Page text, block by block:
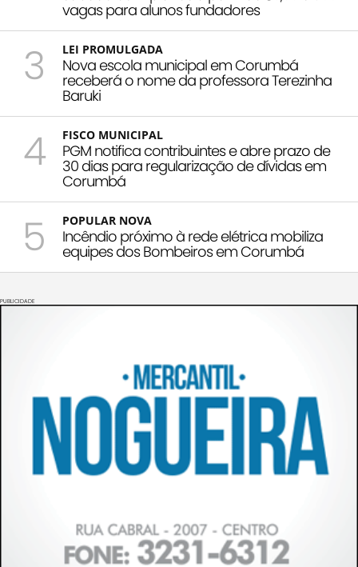
vagas para alunos fundadores
3 LEI PROMULGADA
Nova escola municipal em Corumbá
receberá o nome da professora Terezinha
Baruki
4 FISCO MUNICIPAL
PGM notifica contribuintes e abre prazo de
30 dias para regularização de dívidas em
Corumbá
5 POPULAR NOVA
Incêndio próximo à rede elétrica mobiliza
equipes dos Bombeiros em Corumbá
PUBLICIDADE